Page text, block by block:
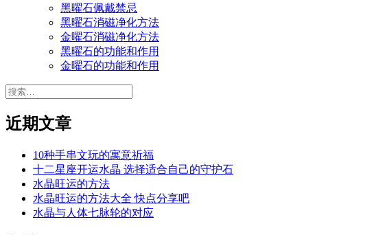
黑曜石佩戴禁忌
黑曜石消磁净化方法
金曜石消磁净化方法
黑曜石的功能和作用
金曜石的功能和作用
搜
近期文章
10种手串文玩的寓意祈福
十二星座开运水晶 选择适合自己的守护石
水晶旺运的方法
水晶旺运的方法大全 快点分享吧
水晶与人体七脉轮的对应